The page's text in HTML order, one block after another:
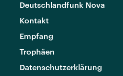
Deutschlandfunk Nova
Kontakt
Empfang
Trophäen
Datenschutzerklärung